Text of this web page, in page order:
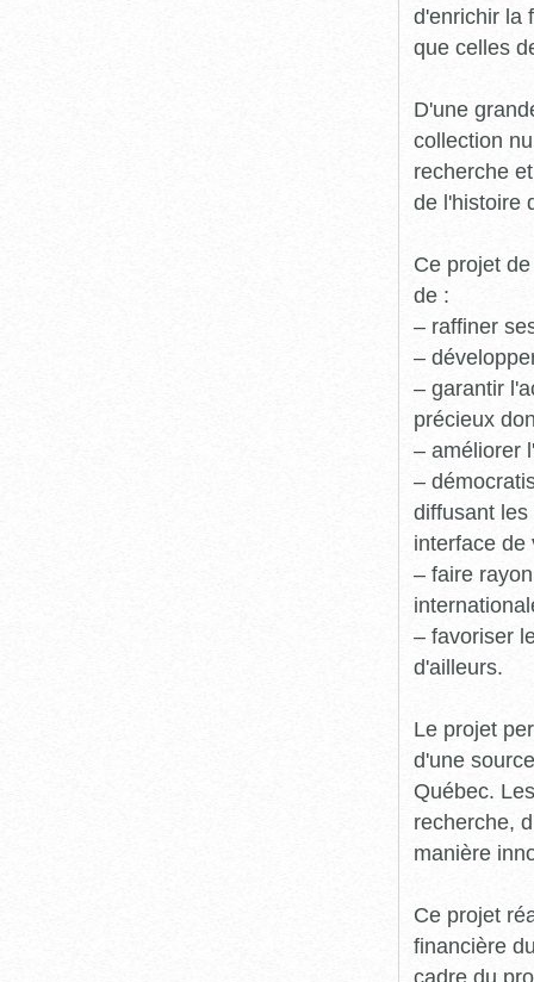
d'enrichir la
que celles
D'une
collection
recherche
de l'histoire
Ce projet
de :
– raffiner
–
– garantir
précieux
– améliorer
–
diffusant
interface de
– faire
– favoriser
d'ailleurs.
Le projet
d'une
Québec.
recherche,
manière
Ce projet
financière
cadre du